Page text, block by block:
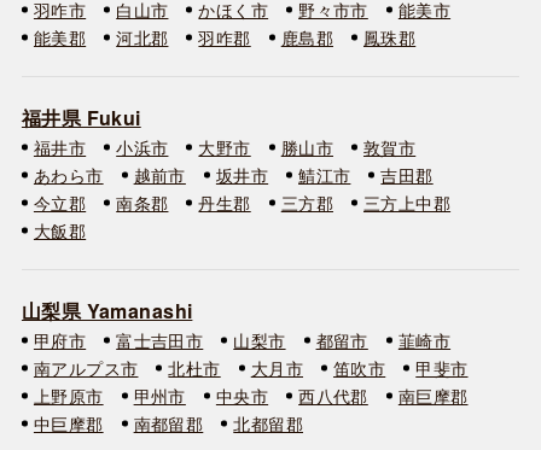
羽咋市 白山市 かほく市 野々市市
能美市
能美郡
河北郡 羽咋郡 鹿島郡 鳳珠郡
福井県 Fukui
福井市 小浜市 大野市 勝山市
敦賀市
あわら市
越前市 坂井市 鯖江市
吉田郡
今立郡
南条郡 丹生郡 三方郡
三方上中郡
大飯郡
山梨県 Yamanashi
甲府市 富士吉田市 山梨市 都留市
韮崎市
南アルプス市
北杜市 大月市 笛吹市
甲斐市
上野原市
甲州市 中央市 西八代郡
南巨摩郡
中巨摩郡
南都留郡 北都留郡